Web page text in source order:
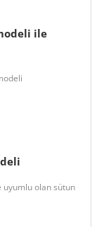
ile
uyumlu olan sütun